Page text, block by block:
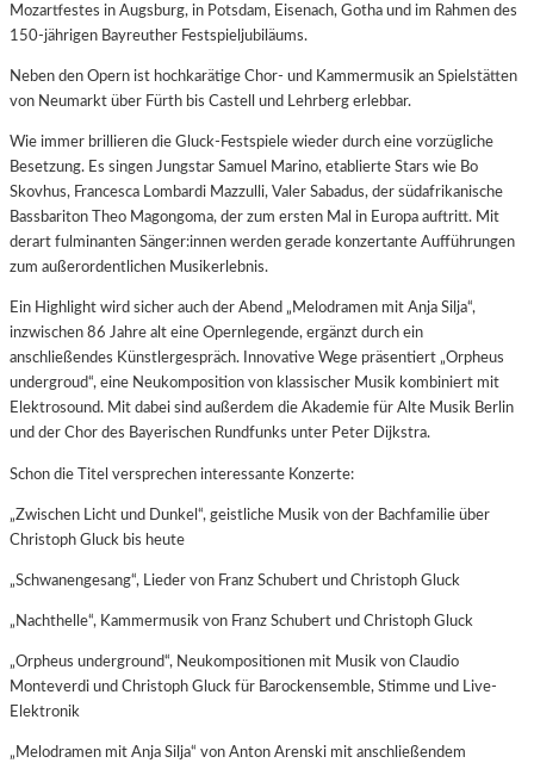
Mozartfestes in Augsburg, in Potsdam, Eisenach, Gotha und im Rahmen des
150-jährigen Bayreuther Festspieljubiläums.
Neben den Opern ist hochkarätige Chor- und Kammermusik an Spielstätten
von Neumarkt über Fürth bis Castell und Lehrberg erlebbar.
Wie immer brillieren die Gluck-Festspiele wieder durch eine vorzügliche
Besetzung. Es singen Jungstar Samuel Marino, etablierte Stars wie Bo
Skovhus, Francesca Lombardi Mazzulli, Valer Sabadus, der südafrikanische
Bassbariton Theo Magongoma, der zum ersten Mal in Europa auftritt. Mit
derart fulminanten Sänger:innen werden gerade konzertante Aufführungen
zum außerordentlichen Musikerlebnis.
Ein Highlight wird sicher auch der Abend „Melodramen mit Anja Silja“,
inzwischen 86 Jahre alt eine Opernlegende, ergänzt durch ein
anschließendes Künstlergespräch. Innovative Wege präsentiert „Orpheus
undergroud“, eine Neukomposition von klassischer Musik kombiniert mit
Elektrosound. Mit dabei sind außerdem die Akademie für Alte Musik Berlin
und der Chor des Bayerischen Rundfunks unter Peter Dijkstra.
Schon die Titel versprechen interessante Konzerte:
„Zwischen Licht und Dunkel“, geistliche Musik von der Bachfamilie über
Christoph Gluck bis heute
„Schwanengesang“, Lieder von Franz Schubert und Christoph Gluck
„Nachthelle“, Kammermusik von Franz Schubert und Christoph Gluck
„Orpheus underground“, Neukompositionen mit Musik von Claudio
Monteverdi und Christoph Gluck für Barockensemble, Stimme und Live-
Elektronik
„Melodramen mit Anja Silja“ von Anton Arenski mit anschließendem